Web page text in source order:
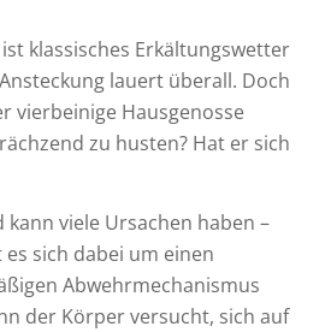
klassisches Erkältungswetter
lauert überall. Doch
vierbeinige Hausgenosse
zu husten? Hat er sich
viele Ursachen haben –
sich dabei um einen
Abwehrmechanismus
der Körper versucht, sich auf